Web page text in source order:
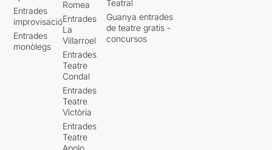
Entrades
improvisació
Entrades
monòlegs
Romea
Entrades
La
Villarroel
Entrades
Teatre
Condal
Entrades
Teatre
Victòria
Entrades
Teatre
Apolo
Teatral
Guanya entrades
de teatre gratis -
concursos